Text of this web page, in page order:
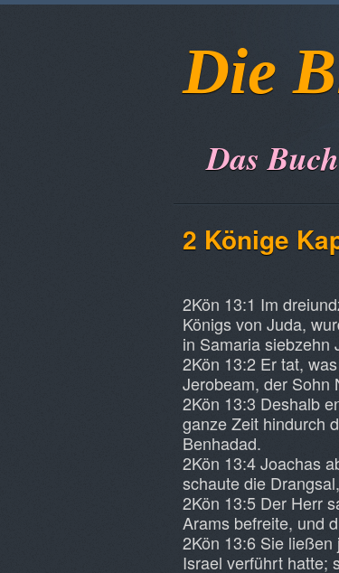
Die
Das
2 Könige
2Kön 13:1 Im
Königs von Juda,
in Samaria siebzehn
2Kön 13:2 Er tat,
Jerobeam, der Sohn
2Kön 13:3 Deshalb
ganze Zeit hindurch
Benhadad.
2Kön 13:4 Joachas
schaute die
2Kön 13:5 Der Herr
Arams befreite, und
2Kön 13:6 Sie
Israel verführt hatte;